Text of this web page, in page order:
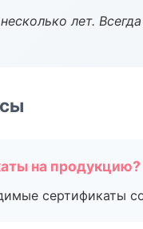
лет.
на продукцию?
сертификаты